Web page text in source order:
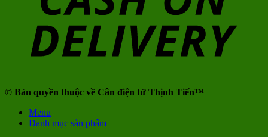
© Bản quyền thuộc về Cân điện tử Thịnh Tiến™
Menu
Danh mục sản phẩm